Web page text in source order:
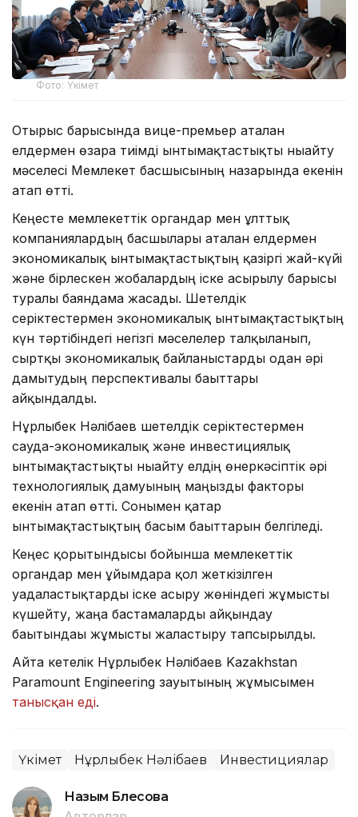
Фото: Үкімет
Отырыс барысында вице-премьер аталған
елдермен өзара тиімді ынтымақтастықты нығайту
мәселесі Мемлекет басшысының назарында екенін
атап өтті.
Кеңесте мемлекеттік органдар мен ұлттық
компаниялардың басшылары аталған елдермен
экономикалық ынтымақтастықтың қазіргі жай-күйі
және бірлескен жобалардың іске асырылу барысы
туралы баяндама жасады. Шетелдік
серіктестермен экономикалық ынтымақтастықтың
күн тәртібіндегі негізгі мәселелер талқыланып,
сыртқы экономикалық байланыстарды одан әрі
дамытудың перспективалы бағыттары
айқындалды.
Нұрлыбек Нәлібаев шетелдік серіктестермен
сауда-экономикалық және инвестициялық
ынтымақтастықты нығайту елдің өнеркәсіптік әрі
технологиялық дамуының маңызды факторы
екенін атап өтті. Сонымен қатар
ынтымақтастықтың басым бағыттарын белгіледі.
Кеңес қорытындысы бойынша мемлекеттік
органдар мен ұйымдарға қол жеткізілген
уағдаластықтарды іске асыру жөніндегі жұмысты
күшейту, жаңа бастамаларды айқындау
бағытындағы жұмысты жалғастыру тапсырылды.
Айта кетелік Нұрлыбек Нәлібаев Kazakhstan
Paramount Engineering зауытының жұмысымен
танысқан еді.
Үкімет Нұрлыбек Нәлібаев Инвестициялар
Назым Бөлесова